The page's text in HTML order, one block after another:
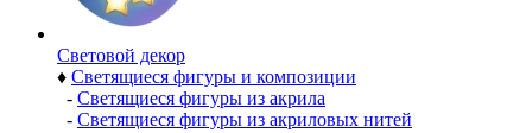
Световой декор
♦ Светящиеся фигуры и композиции
- Светящиеся фигуры из акрила
- Светящиеся фигуры из акриловых нитей